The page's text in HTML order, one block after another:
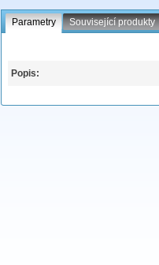
Parametry Související produkty
Popis: